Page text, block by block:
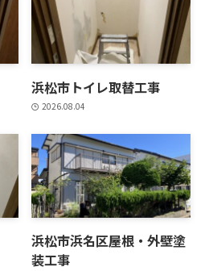
浜松市トイレ取替工事
2026.08.04
浜松市浜名区屋根・外壁塗
装工事